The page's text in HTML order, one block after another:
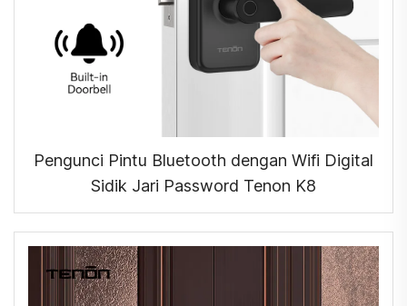
Pengunci Pintu Bluetooth dengan Wifi Digital
Sidik Jari Password Tenon K8